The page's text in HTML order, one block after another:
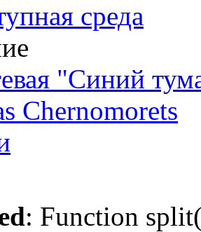
среда
"Синий
Chernomorets
: Function